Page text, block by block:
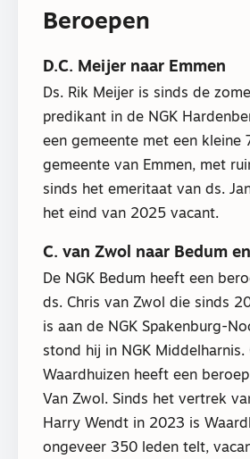
Beroepen
D.C. Meijer naar Emmen
Ds. Rik Meijer is sinds de
predikant in de NGK
een gemeente met een kleine
gemeente van Emmen, met
sinds het emeritaat van ds.
het eind van 2025 vacant.
C. van Zwol naar Bedum
De NGK Bedum heeft een
ds. Chris van Zwol die sinds
is aan de NGK Spakenburg-
stond hij in NGK Middelharnis.
Waardhuizen heeft een
Van Zwol. Sinds het vertrek
Harry Wendt in 2023 is
ongeveer 350 leden telt,